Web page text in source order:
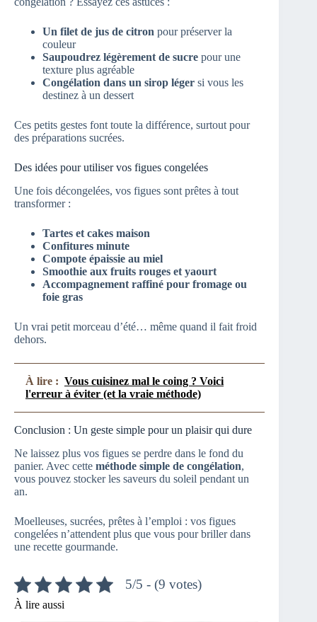
Un filet de jus de citron pour préserver la
couleur
Saupoudrez légèrement de sucre pour une
texture plus agréable
Congélation dans un sirop léger si vous les
destinez à un dessert
Ces petits gestes font toute la différence, surtout pour
des préparations sucrées.
Des idées pour utiliser vos figues congelées
Une fois décongelées, vos figues sont prêtes à tout
transformer :
Tartes et cakes maison
Confitures minute
Compote épaissie au miel
Smoothie aux fruits rouges et yaourt
Accompagnement raffiné pour fromage ou
foie gras
Un vrai petit morceau d’été… même quand il fait froid
dehors.
À lire : Vous cuisinez mal le coing ? Voici
l'erreur à éviter (et la vraie méthode)
Conclusion : Un geste simple pour un plaisir qui dure
Ne laissez plus vos figues se perdre dans le fond du
panier. Avec cette méthode simple de congélation,
vous pouvez stocker les saveurs du soleil pendant un
an.
Moelleuses, sucrées, prêtes à l’emploi : vos figues
congelées n’attendent plus que vous pour briller dans
une recette gourmande.
5/5 - (9 votes)
À lire aussi